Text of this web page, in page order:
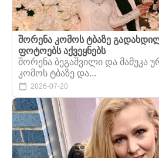
შორენა კომოს ტბაზე
ფოტოებს აქვეყნებს
შორენა ბეგაშვილი და მამუკა
კომოს ტბაზე და...
2026-07-20